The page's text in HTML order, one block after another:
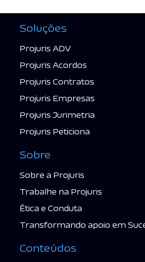
Soluções
Projuris ADV
Projuris Acordos
Projuris Contratos
Projuris Empresas
Projuris Jurimetria
Projuris Peticiona
Sobre
Sobre a Projuris
Trabalhe na Projuris
Ética e Conduta
Transformando apoio em
Conteúdos